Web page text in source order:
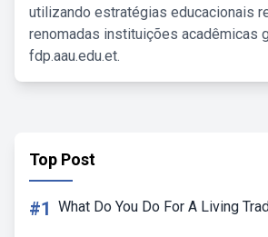
utilizando estratégias educacionais
renomadas instituições acadêmicas
fdp.aau.edu.et.
Top Post
#1 What Do You Do For A Living